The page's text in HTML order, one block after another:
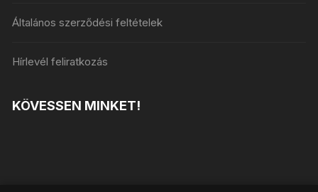
Általános szerződési feltételek
Hírlevél feliratkozás
KÖVESSEN MINKET!